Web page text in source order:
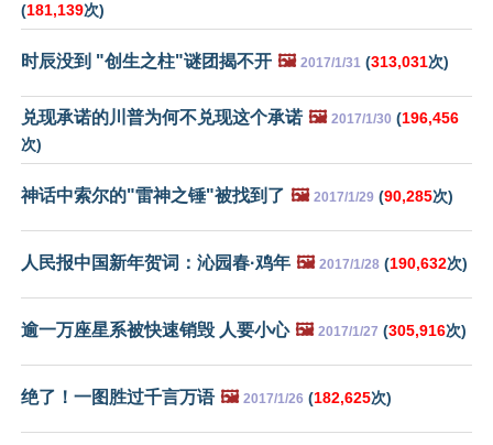
(181,139次)
时辰没到 "创生之柱"谜团揭不开 🖼️ 2017/1/31 (313,031次)
兑现承诺的川普为何不兑现这个承诺 🖼️ 2017/1/30 (196,456
次)
神话中索尔的"雷神之锤"被找到了 🖼️ 2017/1/29 (90,285次)
人民报中国新年贺词：沁园春·鸡年 🖼️ 2017/1/28 (190,632次)
逾一万座星系被快速销毁 人要小心 🖼️ 2017/1/27 (305,916次)
绝了！一图胜过千言万语 🖼️ 2017/1/26 (182,625次)